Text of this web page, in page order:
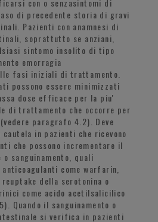
con o senzasintomi di
di precedente storia di gravi
Pazienti con anamnesi di
soprattutto se anziani,
sintomo insolito di tipo
emorragia
fasi iniziali di trattamento.
possono essere minimizzati
dose efficace per la piu'
di trattamento che occorre per
paragrafo 4.2). Deve
cautela in pazienti che ricevono
che possono incrementare il
sanguinamento, quali
come warfarin,
della serotonina o
come acido acetilsalicilico
Quando il sanguinamento o
si verifica in pazienti